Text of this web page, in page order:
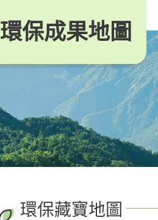
環保成果地圖
環保藏寶地圖